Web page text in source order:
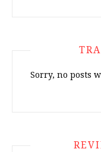
Sorry, no posts